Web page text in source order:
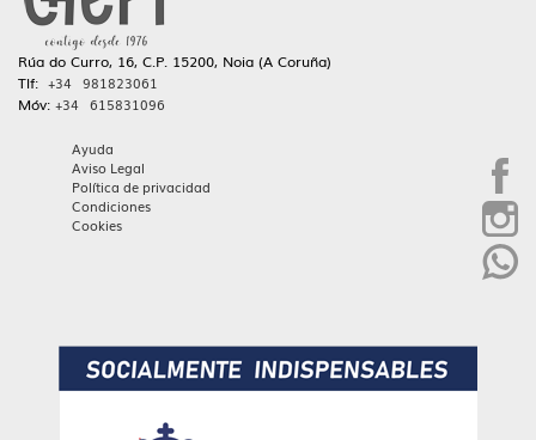
Rúa do Curro, 16, C.P. 15200, Noia (A Coruña)
Tlf: +34 981823061
Móv: +34 615831096
Ayuda
Aviso Legal
Política de privacidad
Condiciones
Cookies